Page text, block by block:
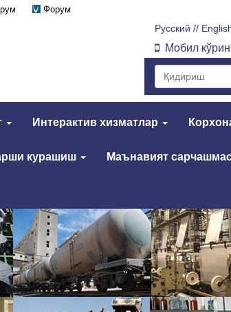
Форум
Русский //
Мобил
Интерактив хизматлар
курашиш Маънавият